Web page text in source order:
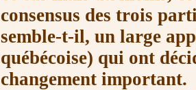
consensus des trois
semble-t-il, un large
québécoise) qui ont
changement important.